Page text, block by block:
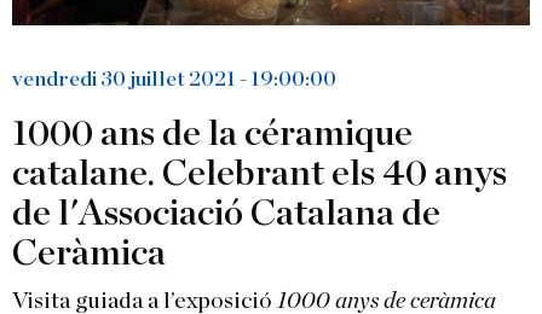
vendredi 30 juillet 2021 - 19:00:00
1000 ans de la céramique
catalane. Celebrant els 40 anys
de l'Associació Catalana de
Ceràmica
Visita guiada a l’exposició 1000 anys de ceràmica